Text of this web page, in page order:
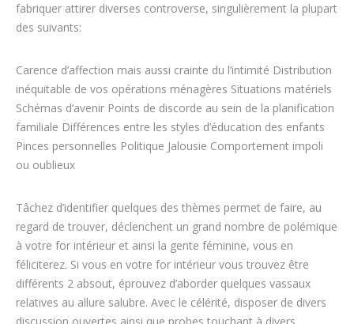
fabriquer attirer diverses controverse, singulièrement la plupart
des suivants:
Carence d’affection mais aussi crainte du l’intimité Distribution
inéquitable de vos opérations ménagères Situations matériels
Schémas d’avenir Points de discorde au sein de la planification
familiale Différences entre les styles d’éducation des enfants
Pinces personnelles Politique Jalousie Comportement impoli
ou oublieux
Tâchez d’identifier quelques des thèmes permet de faire, au
regard de trouver, déclenchent un grand nombre de polémique
à votre for intérieur et ainsi la gente féminine, vous en
féliciterez. Si vous en votre for intérieur vous trouvez être
différents 2 absout, éprouvez d’aborder quelques vassaux
relatives au allure salubre. Avec le célérité, disposer de divers